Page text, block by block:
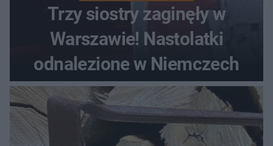
Trzy siostry zaginęły w
Warszawie! Nastolatki
odnalezione w Niemczech